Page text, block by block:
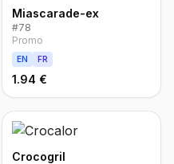
Miascarade-ex
#78
Promo
EN FR
1.94 €
Crocogril